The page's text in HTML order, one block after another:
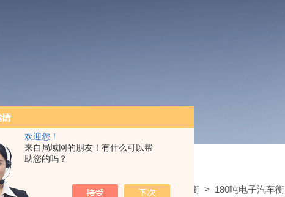
欢迎您！
来自局域网的朋友！有什么可以帮
助您的吗？
我的位置： >产品中心 >全电子汽车衡 > 180吨电子汽车衡